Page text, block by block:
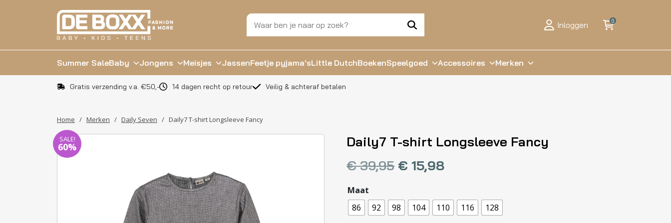
Inloggen 0
Summer SaleBaby Jongens Meisjes JassenFeetje pyjama'sLittle DutchBoekenSpeelgoed Accessoires Merken
Gratis verzending v.a. €50,- 14 dagen recht op retour Veilig & achteraf betalen
Home / Merken / Daily Seven / Daily7 T-shirt Longsleeve Fancy
SALE!
60%
Daily7 T-shirt Longsleeve Fancy
€39,95 € 15,98
Maat
86
92 98 104 110 116 128